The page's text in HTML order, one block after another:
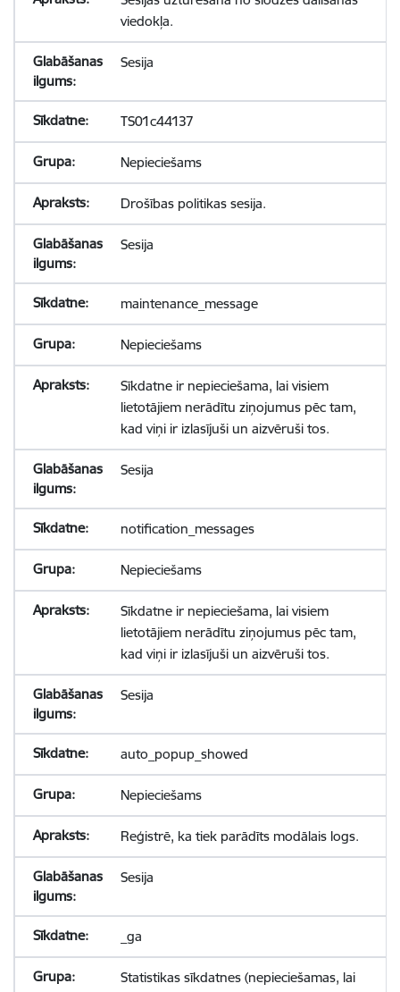
viedokļa.
Sesija
TS01c44137
Nepieciešams
Drošības politikas sesija.
Sesija
maintenance_message
Nepieciešams
Sīkdatne ir nepieciešama, lai visiem
lietotājiem nerādītu ziņojumus pēc tam,
kad viņi ir izlasījuši un aizvēruši tos.
Sesija
notification_messages
Nepieciešams
Sīkdatne ir nepieciešama, lai visiem
lietotājiem nerādītu ziņojumus pēc tam,
kad viņi ir izlasījuši un aizvēruši tos.
Sesija
auto_popup_showed
Nepieciešams
Reģistrē, ka tiek parādīts modālais logs.
Sesija
_ga
Statistikas sīkdatnes (nepieciešamas, lai